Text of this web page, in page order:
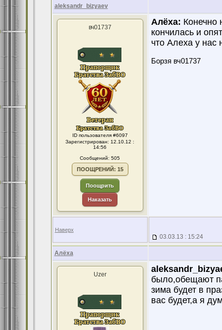
aleksandr_bizyaev
вч01737
ID пользователя #6097
Зарегистрирован: 12.10.12 :
14:56
Сообщений: 505
ПООЩРЕНИЙ: 15
Поощрить
Наказать
Алёха: Конечно
кончилась и
что Алеха у нас
Борзя вч01737
Наверх
03.03.13 : 15:24
Алёха
Uzer
было,обещают
зима будет в
вас будет,а я